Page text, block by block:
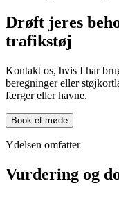
Drøft jeres
trafikstøj
Kontakt os, hvis I har
beregninger eller
færger eller havne.
Book et møde
Ydelsen omfatter
Vurdering og